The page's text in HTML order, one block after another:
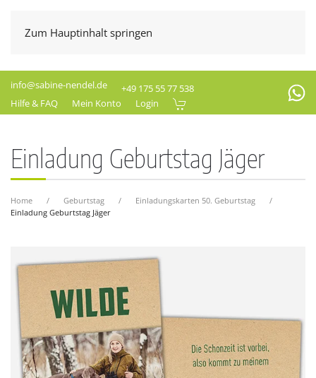
Zum Hauptinhalt springen
info@sabine-nendel.de
+49 175 55 77 538
Hilfe & FAQ
Mein Konto Login
Einladung Geburtstag Jäger
Home Geburtstag
Einladungskarten 50. Geburtstag
Einladung Geburtstag Jäger